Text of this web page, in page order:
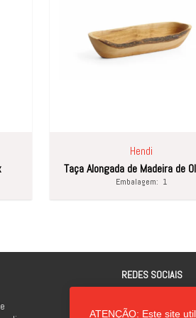
ATENÇÃO: Este site
Hendi
Taça Alongada de Madeira de
Embalagem: 1
REDES SOCIAIS